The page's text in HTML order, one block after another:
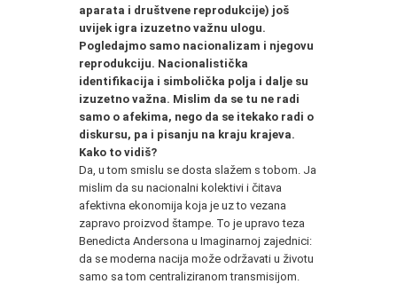
aparata i društvene reprodukcije) još
uvijek igra izuzetno važnu ulogu.
Pogledajmo samo nacionalizam i njegovu
reprodukciju. Nacionalistička
identifikacija i simbolička polja i dalje su
izuzetno važna. Mislim da se tu ne radi
samo o afekima, nego da se itekako radi o
diskursu, pa i pisanju na kraju krajeva.
Kako to vidiš?
Da, u tom smislu se dosta slažem s tobom. Ja
mislim da su nacionalni kolektivi i čitava
afektivna ekonomija koja je uz to vezana
zapravo proizvod štampe. To je upravo teza
Benedicta Andersona u Imaginarnoj zajednici:
da se moderna nacija može održavati u životu
samo sa tom centraliziranom transmisijom.